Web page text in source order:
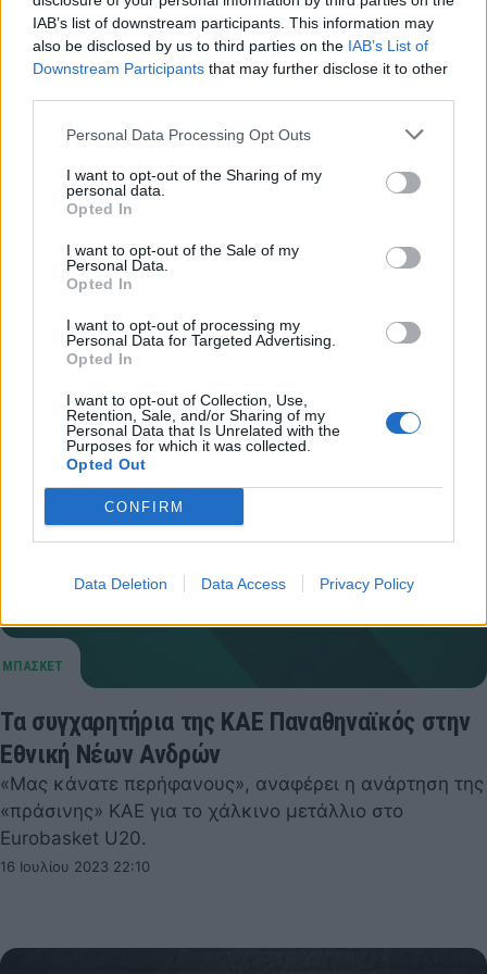
IAB’s list of downstream participants. This information may
also be disclosed by us to third parties on the IAB’s List of
Downstream Participants that may further disclose it to other
Personal Data Processing Opt Outs
I want to opt-out of the Sharing of my
personal data.
Opted In
I want to opt-out of the Sale of my
Personal Data.
Opted In
I want to opt-out of processing my
Personal Data for Targeted Advertising.
Opted In
I want to opt-out of Collection, Use,
Retention, Sale, and/or Sharing of my
Personal Data that Is Unrelated with the
Purposes for which it was collected.
Opted Out
CONFIRM
Data Deletion Data Access Privacy Policy
ΑΠΟΕΛ: Απέκτησε τον Τάσο Δώνη
ΑΠΟΕΛ: Με κανονική μεταγραφή αποκτά τον Τάσο
Δώνη η ομάδα της Λευκωσίας.
20 Ιουλίου 2023 00:28
Τα συγχαρητήρια της ΚΑΕ Παναθηναϊκός στην
Εθνική Νέων Ανδρών
«Μας κάνατε περήφανους», αναφέρει η ανάρτηση της
«πράσινης» ΚΑΕ για το χάλκινο μετάλλιο στο
Eurobasket U20.
16 Ιουλίου 2023 22:10